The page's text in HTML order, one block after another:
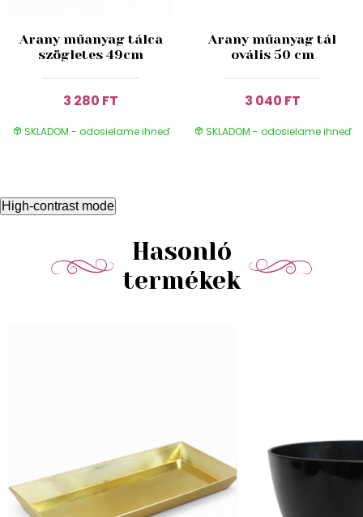
Arany műanyag tálca
szögletes 49cm
3 280 FT
SKLADOM - odosielame ihneď
Arany műanyag tál
ovális 50 cm
3 040 FT
SKLADOM - odosielame ihneď
High-contrast mode
Hasonló
termékek